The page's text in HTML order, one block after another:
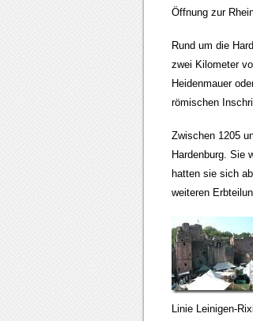
Öffnung zur
Rund um die
zwei Kilometer
Heidenmauer
römischen
Zwischen 1205
Hardenburg. Sie
hatten sie sich
weiteren
Linie Leinigen-